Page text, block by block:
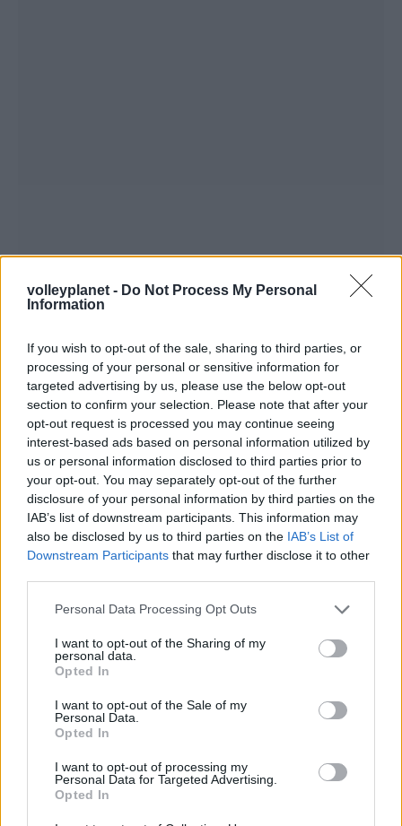
volleyplanet - Do Not Process My Personal
Information
If you wish to opt-out of the sale, sharing to third parties, or
processing of your personal or sensitive information for
targeted advertising by us, please use the below opt-out
section to confirm your selection. Please note that after your
opt-out request is processed you may continue seeing
interest-based ads based on personal information utilized by
us or personal information disclosed to third parties prior to
your opt-out. You may separately opt-out of the further
disclosure of your personal information by third parties on the
IAB’s list of downstream participants. This information may
also be disclosed by us to third parties on the IAB’s List of
Downstream Participants that may further disclose it to other
Please note that this website/app uses one or more Google
not limited to your visit or usage behaviour. You may click to
grant or deny consent to Google and its third-party tags to
use your data for below specified purposes in below Google
consent section.
Personal Data Processing Opt Outs
I want to opt-out of the Sharing of my
personal data.
Opted In
I want to opt-out of the Sale of my
Personal Data.
Opted In
I want to opt-out of processing my
Personal Data for Targeted Advertising.
Opted In